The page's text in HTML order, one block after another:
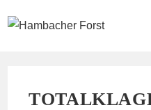
Inhalt